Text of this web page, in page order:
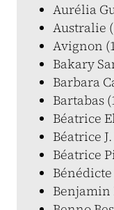
Aurélia
Australie
Avignon
Bakary
Barbara
Bartabas
Béatrice
Béatrice
Béatrice
Bénédicte
Benjamin